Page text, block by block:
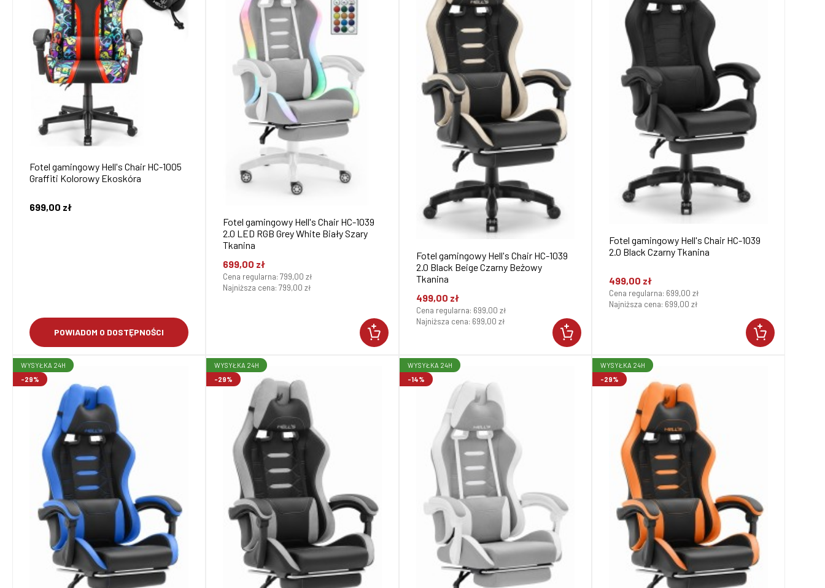
Fotel gamingowy Hell's Chair HC-1005
Graffiti Kolorowy Ekoskóra
699,00 zł
POWIADOM O DOSTĘPNOŚCI
Fotel gamingowy Hell's Chair HC-1039
2.0 LED RGB Grey White Biały Szary
Tkanina
699,00 zł
Cena regularna: 799,00 zł
Najniższa cena: 799,00 zł
Fotel gamingowy Hell's Chair HC-1039
2.0 Black Beige Czarny Beżowy
Tkanina
499,00 zł
Cena regularna: 699,00 zł
Najniższa cena: 699,00 zł
Fotel gamingowy Hell's Chair HC-1039
2.0 Black Czarny Tkanina
499,00 zł
Cena regularna: 699,00 zł
Najniższa cena: 699,00 zł
-29%
WYSYŁKA 24H
-29%
WYSYŁKA 24H
-14%
WYSYŁKA 24H
-29%
WYSYŁKA 24H